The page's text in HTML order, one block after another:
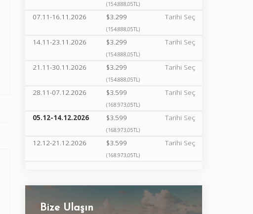
(154.888,05TL)
07.11-16.11.2026 $3.299
(154.888,05TL)
Tarihi Seç
14.11-23.11.2026 $3.299
(154.888,05TL)
Tarihi Seç
21.11-30.11.2026 $3.299
(154.888,05TL)
Tarihi Seç
28.11-07.12.2026 $3.599
(168.973,05TL)
Tarihi Seç
05.12-14.12.2026 $3.599
(168.973,05TL)
Tarihi Seç
12.12-21.12.2026 $3.599
(168.973,05TL)
Tarihi Seç
Bize Ulaşın